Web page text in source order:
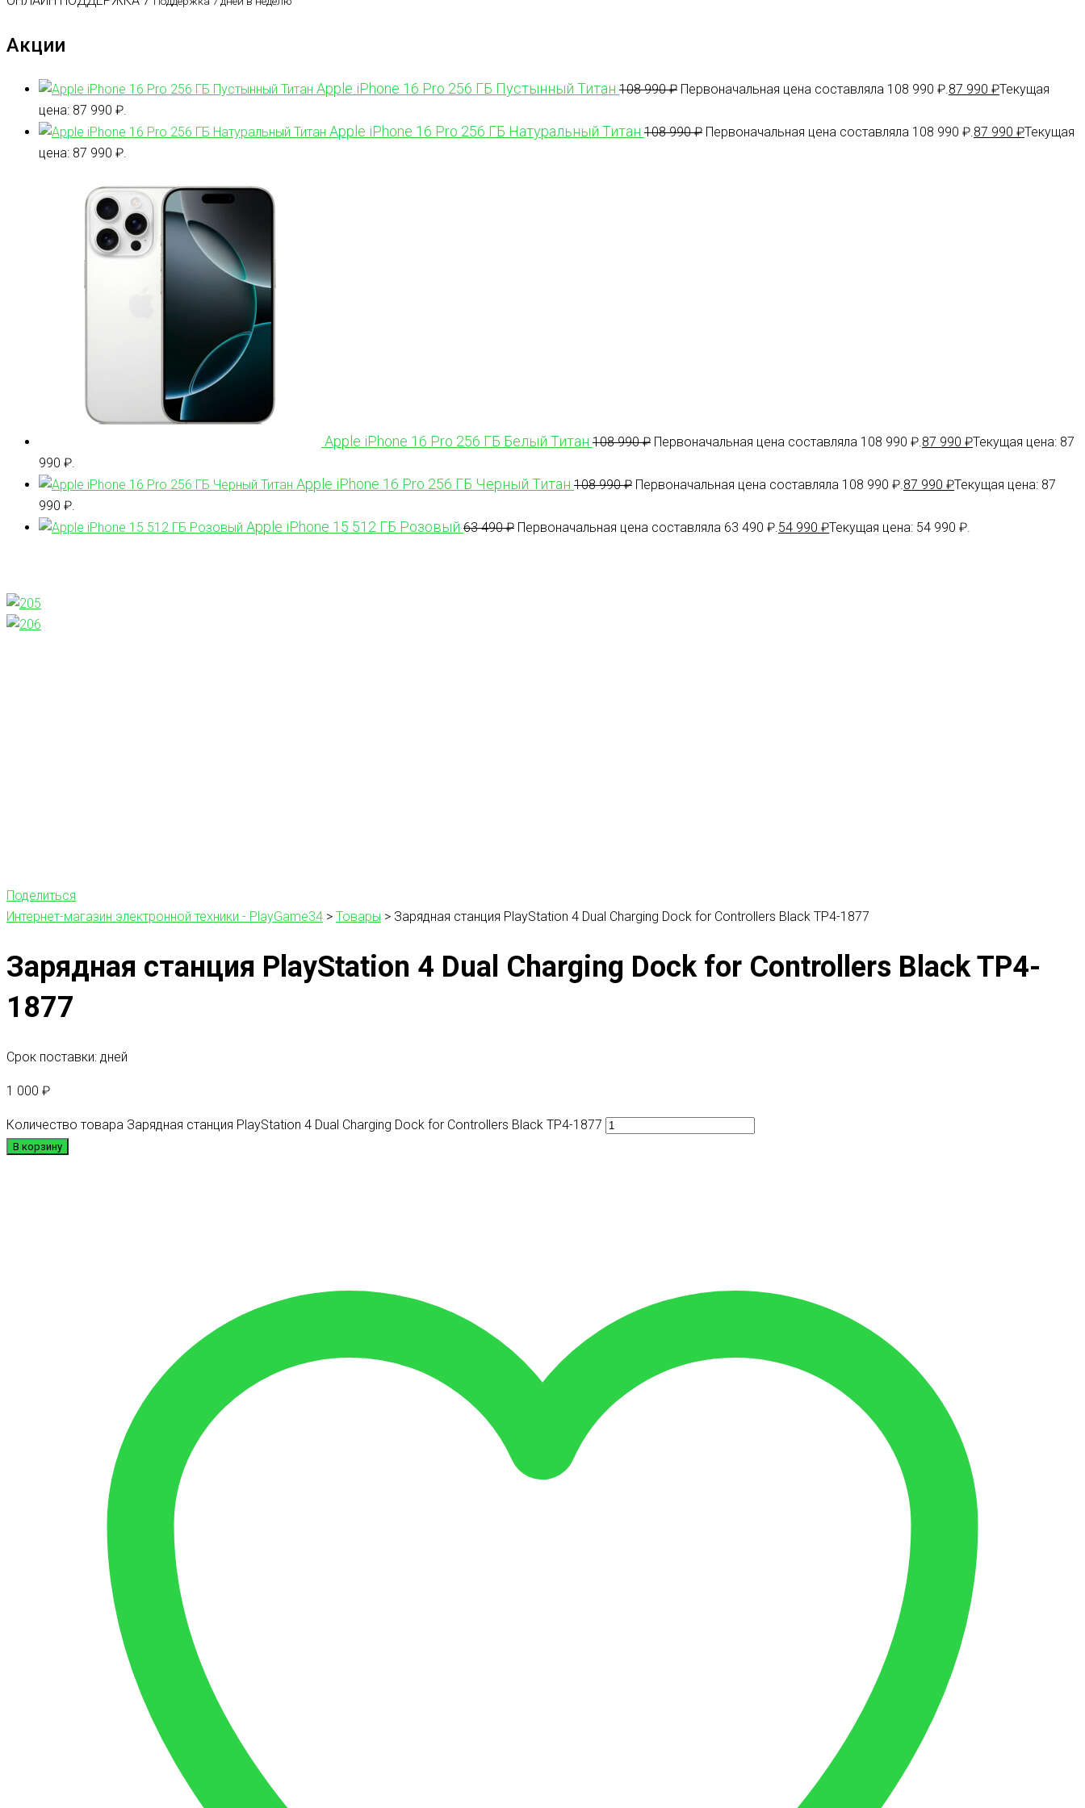
Акции
Apple iPhone 16 Pro 256 ГБ Пустынный Титан 108 990₽ Первоначальная цена составляла 108 990 ₽. 87 990 ₽Текущая
цена: 87 990 ₽.
Apple iPhone 16 Pro 256 ГБ Натуральный Титан 108 990₽ Первоначальная цена составляла 108 990 ₽. 87 990 ₽Текущая
цена: 87 990 ₽.
Apple iPhone 16 Pro 256 ГБ Белый Титан 108 990₽ Первоначальная цена составляла 108 990 ₽. 87 990 ₽Текущая цена: 87
990 ₽.
Apple iPhone 16 Pro 256 ГБ Черный Титан 108 990₽ Первоначальная цена составляла 108 990 ₽. 87 990 ₽Текущая цена: 87
990 ₽.
Apple iPhone 15 512 ГБ Розовый 63 490₽ Первоначальная цена составляла 63 490 ₽. 54 990 ₽Текущая цена: 54 990 ₽.
Поделиться
Интернет-магазин электронной техники - PlayGame34 > Товары > Зарядная станция PlayStation 4 Dual Charging Dock for Controllers Black TP4-1877
Зарядная станция PlayStation 4 Dual Charging Dock for Controllers Black TP4-
1877
Срок поставки: дней
1 000 ₽
Количество товара Зарядная станция PlayStation 4 Dual Charging Dock for Controllers Black TP4-1877
В корзину